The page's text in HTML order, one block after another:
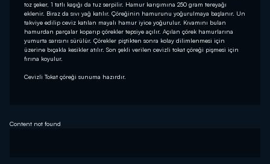
toz şeker, 1 tatlı kaşığı da tuz serpilir. Hamur karışımına 250 gram tereyağı
eklenir. Biraz da sıvı yağ katılır. Çöreğinin hamurunu yoğurulmaya başlanır. Un
takviye edilip ceviz katılan mayalı hamur iyice yoğurulur. Kıvamını bulan
hamurdan parçalar koparıp çörekler tepsiye açılır. Açılan çörek hamurlarına
yumurta sarısını sürülür. Çörekler piştikten sonra kolay dilimlenmesi için
üzerine bıçakla kesikler atılır. Son şekli verilen cevizli tokat çöreği pişmesi için
fırına koyulur.
Cevizli Tokat çöreği sunuma hazırdır.
Content not found